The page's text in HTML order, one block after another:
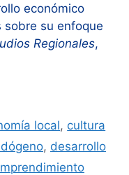
económico
sobre su enfoque
Regionales,
local, cultura
, desarrollo